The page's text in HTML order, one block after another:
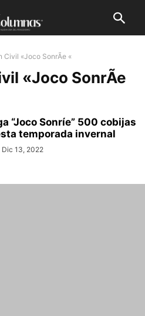
Civil «Joco SonrÃ­e «
«Joco SonrÃ­e
“Joco Sonríe” 500 cobijas
temporada invernal
Dic 13, 2022